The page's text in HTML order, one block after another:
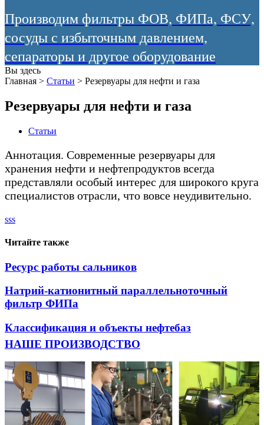
Производим фильтры ФОВ, ФИПа, ФСУ,
сосуды с избыточным давлением,
сепараторы и другое оборудование
Вы здесь
Главная > Статьи > Резервуары для нефти и газа
Резервуары для нефти и газа
Статьи
Аннотация. Современные резервуары для
хранения нефти и нефтепродуктов всегда
представляли особый интерес для широкого круга
специалистов отрасли, что вовсе неудивительно.
sss
Читайте также
Ресурс работы сальников
Натрий-катионитный параллельноточный
фильтр ФИПа
Классификация и объекты нефтебаз
НАШЕ ПРОИЗВОДСТВО